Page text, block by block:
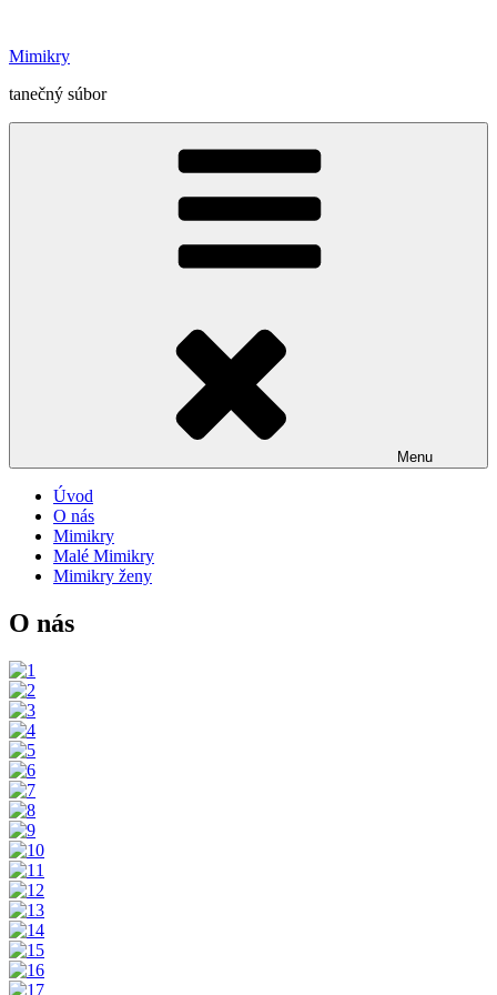
obsah
Mimikry
tanečný súbor
Menu
Úvod
O nás
Mimikry
Malé Mimikry
Mimikry ženy
O nás